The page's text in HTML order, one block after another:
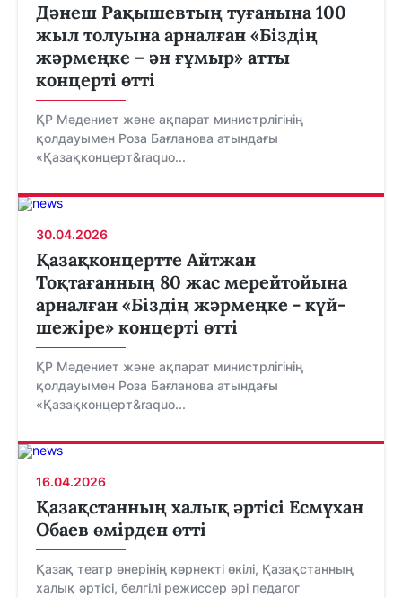
Дәнеш Рақышевтың туғанына 100
жыл толуына арналған «Біздің
жәрмеңке – ән ғұмыр» атты
концерті өтті
ҚР Мәдениет және ақпарат министрлігінің
қолдауымен Роза Бағланова атындағы
«Қазақконцерт&raquo...
30.04.2026
Қазақконцертте Айтжан
Тоқтағанның 80 жас мерейтойына
арналған «Біздің жәрмеңке - күй-
шежіре» концерті өтті
ҚР Мәдениет және ақпарат министрлігінің
қолдауымен Роза Бағланова атындағы
«Қазақконцерт&raquo...
16.04.2026
Қазақстанның халық әртісі Есмұхан
Обаев өмірден өтті
Қазақ театр өнерінің көрнекті өкілі, Қазақстанның
халық әртісі, белгілі режиссер әрі педагог